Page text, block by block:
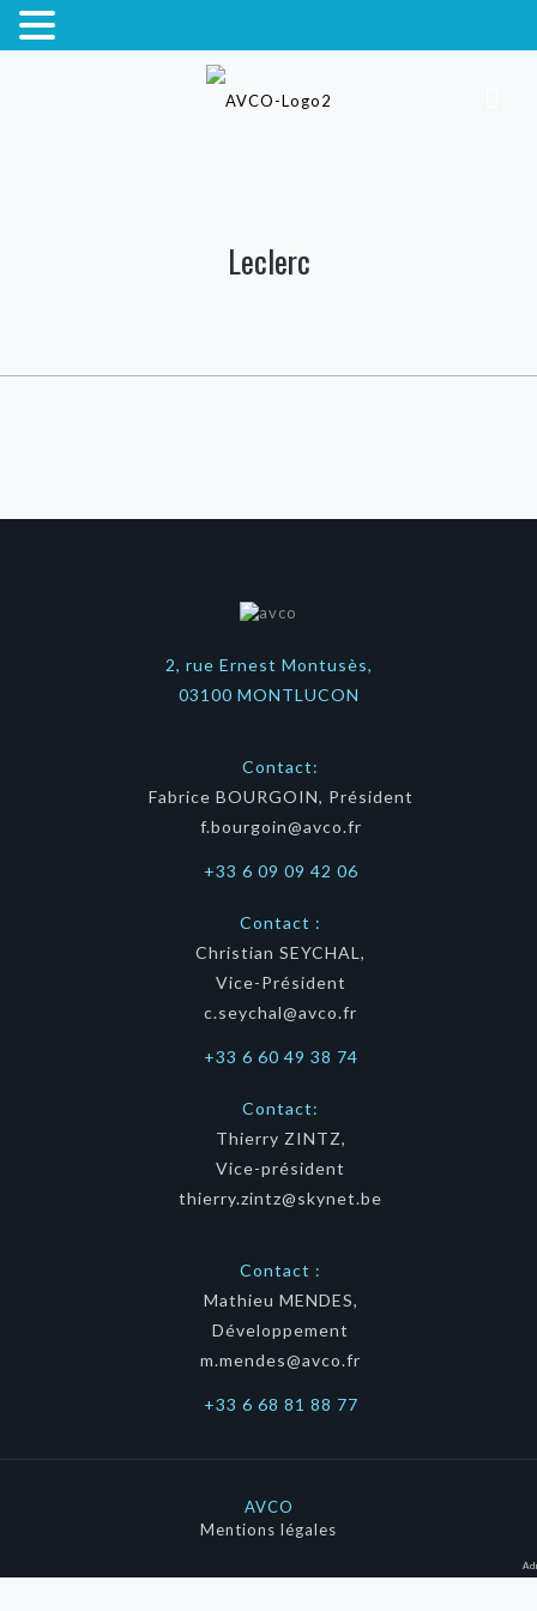
Leclerc
2, rue Ernest Montusès,
03100 MONTLUCON
Contact:
Fabrice BOURGOIN, Président
f.bourgoin@avco.fr
+33 6 09 09 42 06
Contact :
Christian SEYCHAL,
Vice-Président
c.seychal@avco.fr
+33 6 60 49 38 74
Contact:
Thierry ZINTZ,
Vice-président
thierry.zintz@skynet.be
Contact :
Mathieu MENDES,
Développement
m.mendes@avco.fr
+33 6 68 81 88 77
AVCO
Mentions légales